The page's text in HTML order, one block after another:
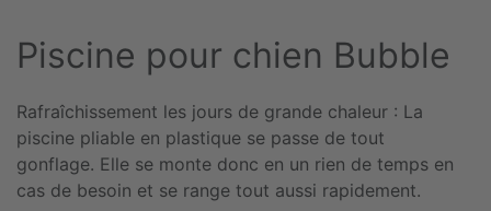
Piscine pour chien Bubble
Rafraîchissement les jours de grande chaleur : La
piscine pliable en plastique se passe de tout
gonflage. Elle se monte donc en un rien de temps en
cas de besoin et se range tout aussi rapidement.